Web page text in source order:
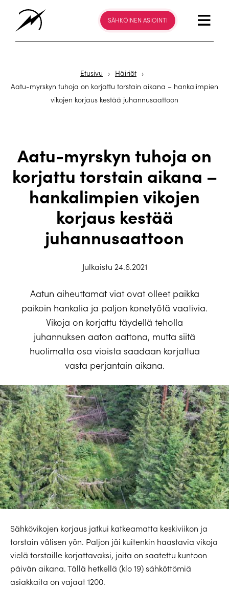
SÄHKÖINEN ASIOINTI
Etusivu › Häiriöt ›
Aatu-myrskyn tuhoja on korjattu torstain aikana – hankalimpien
vikojen korjaus kestää juhannusaattoon
Aatu-myrskyn tuhoja on
korjattu torstain aikana –
hankalimpien vikojen
korjaus kestää
juhannusaattoon
Julkaistu 24.6.2021
Aatun aiheuttamat viat ovat olleet paikka
paikoin hankalia ja paljon konetyötä vaativia.
Vikoja on korjattu täydellä teholla
juhannuksen aaton aattona, mutta siitä
huolimatta osa vioista saadaan korjattua
vasta perjantain aikana.
Sähkövikojen korjaus jatkui katkeamatta keskiviikon ja
torstain välisen yön. Paljon jäi kuitenkin haastavia vikoja
vielä torstaille korjattavaksi, joita on saatettu kuntoon
päivän aikana. Tällä hetkellä (klo 19) sähköttömiä
asiakkaita on vajaat 1200.